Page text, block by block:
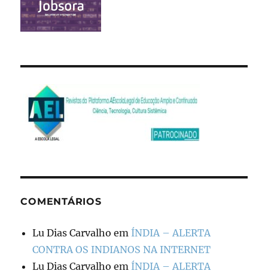
COMENTÁRIOS
Lu Dias Carvalho em ÍNDIA – ALERTA
CONTRA OS INDIANOS NA INTERNET
Lu Dias Carvalho em ÍNDIA – ALERTA